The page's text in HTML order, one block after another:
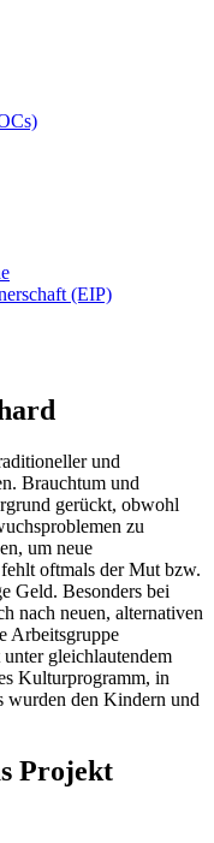
(EIP)
und
Brauchtum und
gerückt, obwohl
zu
um neue
oftmals der Mut bzw.
Geld. Besonders bei
nach neuen, alternativen
Arbeitsgruppe
gleichlautendem
Kulturprogramm, in
wurden den Kindern und
Projekt